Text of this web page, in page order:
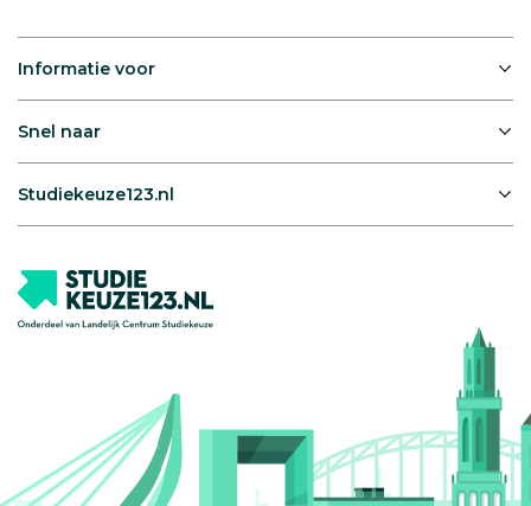
Informatie voor
Snel naar
Studiekeuze123.nl